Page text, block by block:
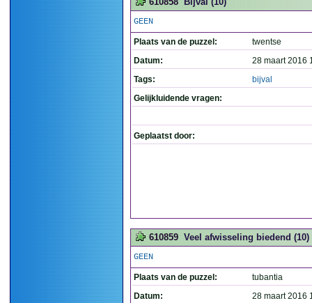
GEEN
Plaats van de puzzel:
twentse
Datum:
28 maart 2016
Tags:
bijval
Gelijkluidende vragen:
Geplaatst door:
610859 Veel afwisseling biedend (10)
GEEN
Plaats van de puzzel:
tubantia
Datum:
28 maart 2016